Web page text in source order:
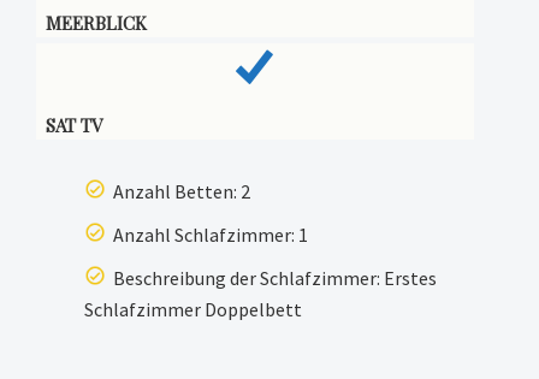
MEERBLICK
SAT TV
Anzahl Betten: 2
Anzahl Schlafzimmer: 1
Beschreibung der Schlafzimmer: Erstes
Schlafzimmer Doppelbett